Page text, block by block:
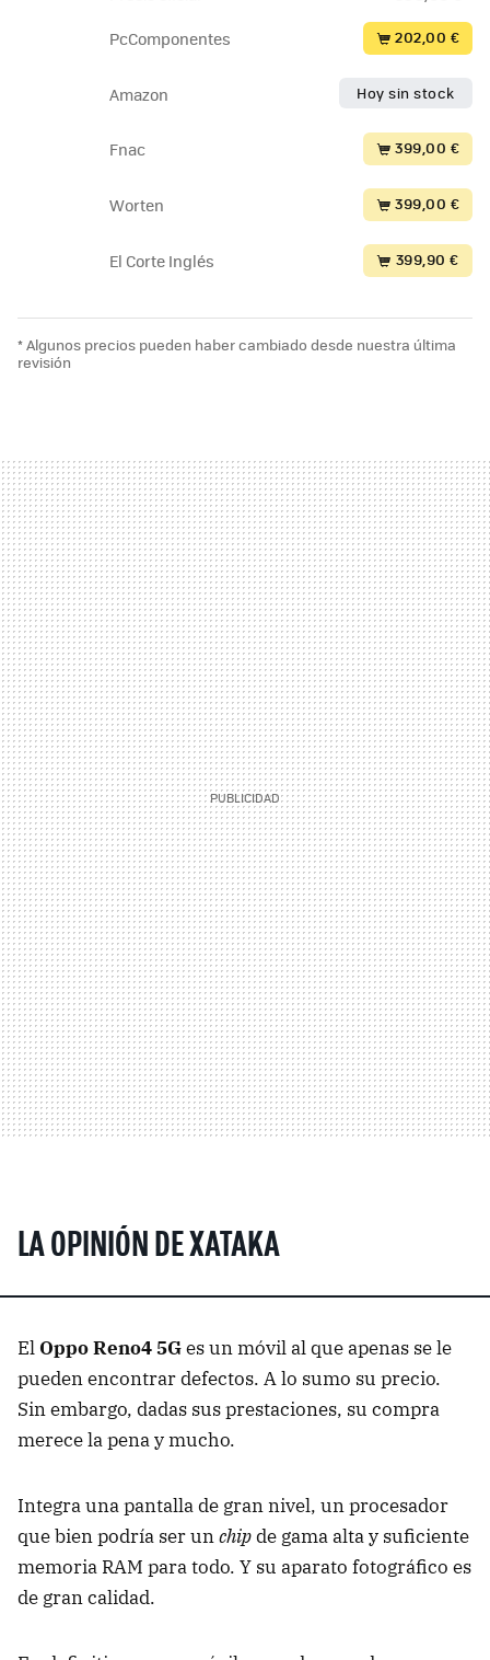
PcComponentes 202,00 €
Amazon Hoy sin stock
Fnac 399,00 €
Worten 399,00 €
El Corte Inglés 399,90 €
* Algunos precios pueden haber cambiado desde nuestra última
revisión
LA OPINIÓN DE XATAKA
El Oppo Reno4 5Ges un móvil al que apenas se le
pueden encontrar defectos. A lo sumo su precio.
Sin embargo, dadas sus prestaciones, su compra
merece la pena y mucho.
Integra una pantalla de gran nivel, un procesador
que bien podría ser unchipde gama alta y suficiente
memoria RAM para todo. Y su aparato fotográfico es
de gran calidad.